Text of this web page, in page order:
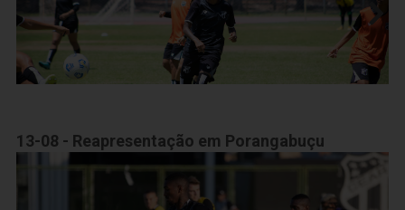
13-08 - Reapresentação em Porangabuçu